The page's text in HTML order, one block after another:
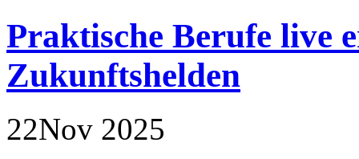
Praktische Berufe live
Zukunftshelden
22Nov 2025